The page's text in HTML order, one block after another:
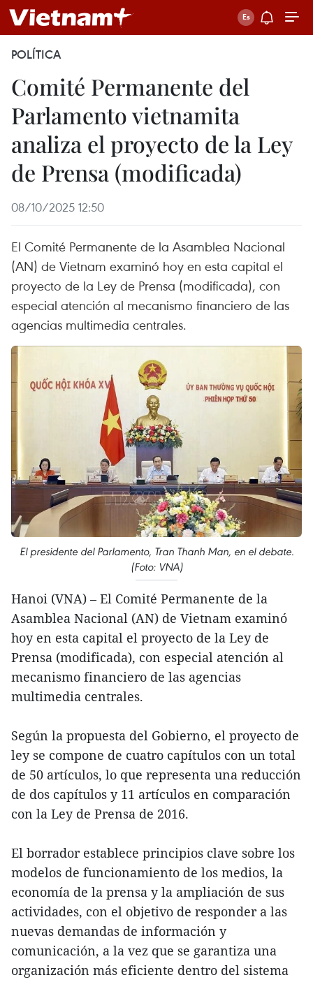
POLÍTICA
Comité Permanente del
Parlamento vietnamita
analiza el proyecto de la Ley
de Prensa (modificada)
08/10/2025 12:50
El Comité Permanente de la Asamblea Nacional
(AN) de Vietnam examinó hoy en esta capital el
proyecto de la Ley de Prensa (modificada), con
especial atención al mecanismo financiero de las
agencias multimedia centrales.
El presidente del Parlamento, Tran Thanh Man, en el debate.
(Foto: VNA)
Hanoi (VNA) – El Comité Permanente de la
Asamblea Nacional (AN) de Vietnam examinó
hoy en esta capital el proyecto de la Ley de
Prensa (modificada), con especial atención al
mecanismo financiero de las agencias
multimedia centrales.
Según la propuesta del Gobierno, el proyecto de
ley se compone de cuatro capítulos con un total
de 50 artículos, lo que representa una reducción
de dos capítulos y 11 artículos en comparación
con la Ley de Prensa de 2016.
El borrador establece principios clave sobre los
modelos de funcionamiento de los medios, la
economía de la prensa y la ampliación de sus
actividades, con el objetivo de responder a las
nuevas demandas de información y
comunicación, a la vez que se garantiza una
organización más eficiente dentro del sistema